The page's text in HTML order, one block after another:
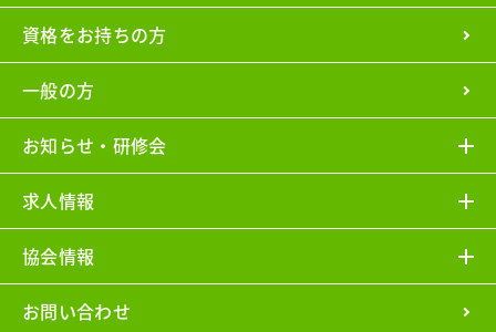
資格をお持ちの方
一般の方
お知らせ・研修会
求人情報
協会情報
お問い合わせ